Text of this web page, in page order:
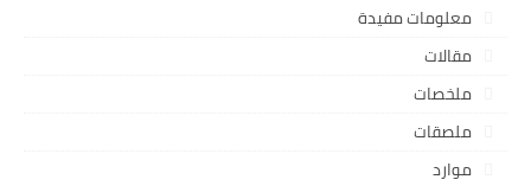
معلومات مفيدة
مقالات
ملخصات
ملصقات
موارد